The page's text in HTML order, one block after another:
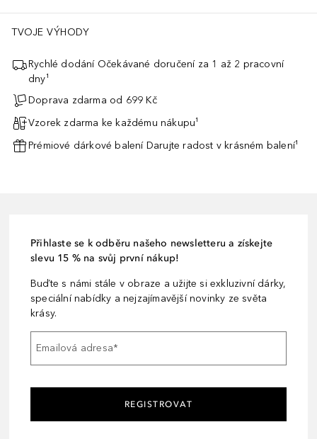
TVOJE VÝHODY
Rychlé dodání Očekávané doručení za 1 až 2 pracovní
dny¹
Doprava zdarma od 699 Kč
Vzorek zdarma ke každému nákupu¹
Prémiové dárkové balení Darujte radost v krásném balení¹
Přihlaste se k odběru našeho newsletteru a získejte
slevu 15 % na svůj první nákup!
Buďte s námi stále v obraze a užijte si exkluzivní dárky,
speciální nabídky a nejzajímavější novinky ze světa
krásy.
Emailová adresa*
REGISTROVAT